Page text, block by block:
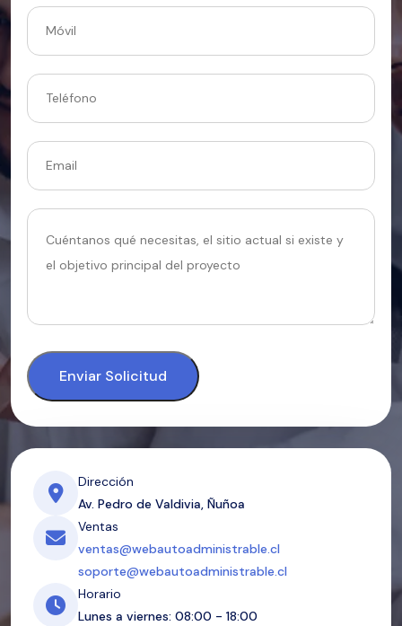
Enviar Solicitud
Dirección
Av. Pedro de Valdivia, Ñuñoa
Ventas
ventas@webautoadministrable.cl
soporte@webautoadministrable.cl
Horario
Lunes a viernes: 08:00 - 18:00